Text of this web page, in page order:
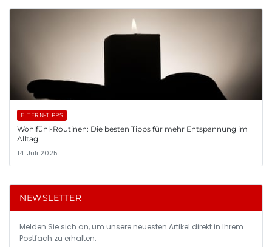
ELTERN-TIPPS
Wohlfühl-Routinen: Die besten Tipps für mehr Entspannung im
Alltag
14. Juli 2025
NEWSLETTER
Melden Sie sich an, um unsere neuesten Artikel direkt in Ihrem
Postfach zu erhalten.